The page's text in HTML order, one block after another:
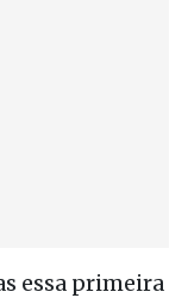
essa primeira